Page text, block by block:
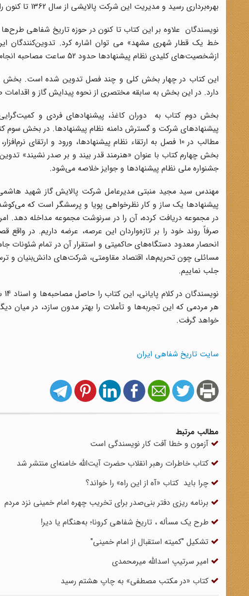
بهره‌برداری رسید و مدیریت این شرکت پالایشی از سال 1362 تا کنون را 9 نفر از مهندسین بر عهده داشتند.
نویسندگان علاوه بر این کتاب تا کنون در حوزه تاریخ شفاهی
ازشخصیت‌های کلیدی نظام پیشنهادها حدود 52 ساعت مصاحبه انجام داده‌اند.
این کتاب در چهار بخش کلی و چند فصل تدوین شده است. بخش
دارد. در این بخش به سابقه مختصری از نحوه پیدایش گاز و
بخش دوم کتاب به دوران کاغذ، پیشنهادهای فردی و
پیشنهادهای شرکت و گسترش دامنه نظام پیشنهادها. در بخش سوم
مطالب در 10 فصل به ارتقاء نظام پیشنهادها، ورود و
بخش چهارم کتاب با عنوان «هنرمند قدر بیند و بر صدر نشیند»
جشنواره ملی نظام پیشنهادها و جوایز خلاصه می‌شود.
مهندس سید مجید منبتی مدیرعامل شرکت پالایش گاز شهید
پیشنهادها یک ساز و کار نظرخواهی پویا و پرسشگر است که
در مجموعه دریافت کرده، آن را در سرنوشت مجموعه مداخله دهد.
صرفاً روند خود را بر تازه‌واردان این عرصه، عرضه داریم. در
انحصار معدود دستگاه‌های حاکمیتی و استقرار آن در تمام
مسائلی چون تحریم‌ها، اقتصاد مقاومتی، شرکت‌های دانش‌بنیان و
جلب نماییم.
هر مردمی که این تجربه‌ها و تأملات را بهتر مدون سازد، در میان
خواهد گرفت.
سایت تاریخ شفاهی ایران
مطالب مرتبط
آزمون و خطا آفت کار نویسندگی است
کتاب خاطرات رهبر انقلاب حضرت آیت‌الله خامنه‌ای منتشر شد
چرا باید کتاب «آه از این راه» را خواند؟
برنامه ریزی دفتر بنی‌صدر برای تخریب چهره امام خمینی نزد مردم
طرح یک مسأله ، تاریخ شفاهی کرونا؛ به‌هنگام یا دیر!
تشکیل "کمیته استقبال از امام خمینی"
امیر سرتیپ اسدالله میرمحمدی
کتاب «در مکتب مصطفی» به چاپ هشتم رسید